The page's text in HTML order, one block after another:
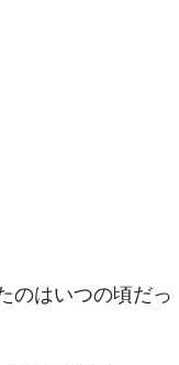
のはいつの頃だっ